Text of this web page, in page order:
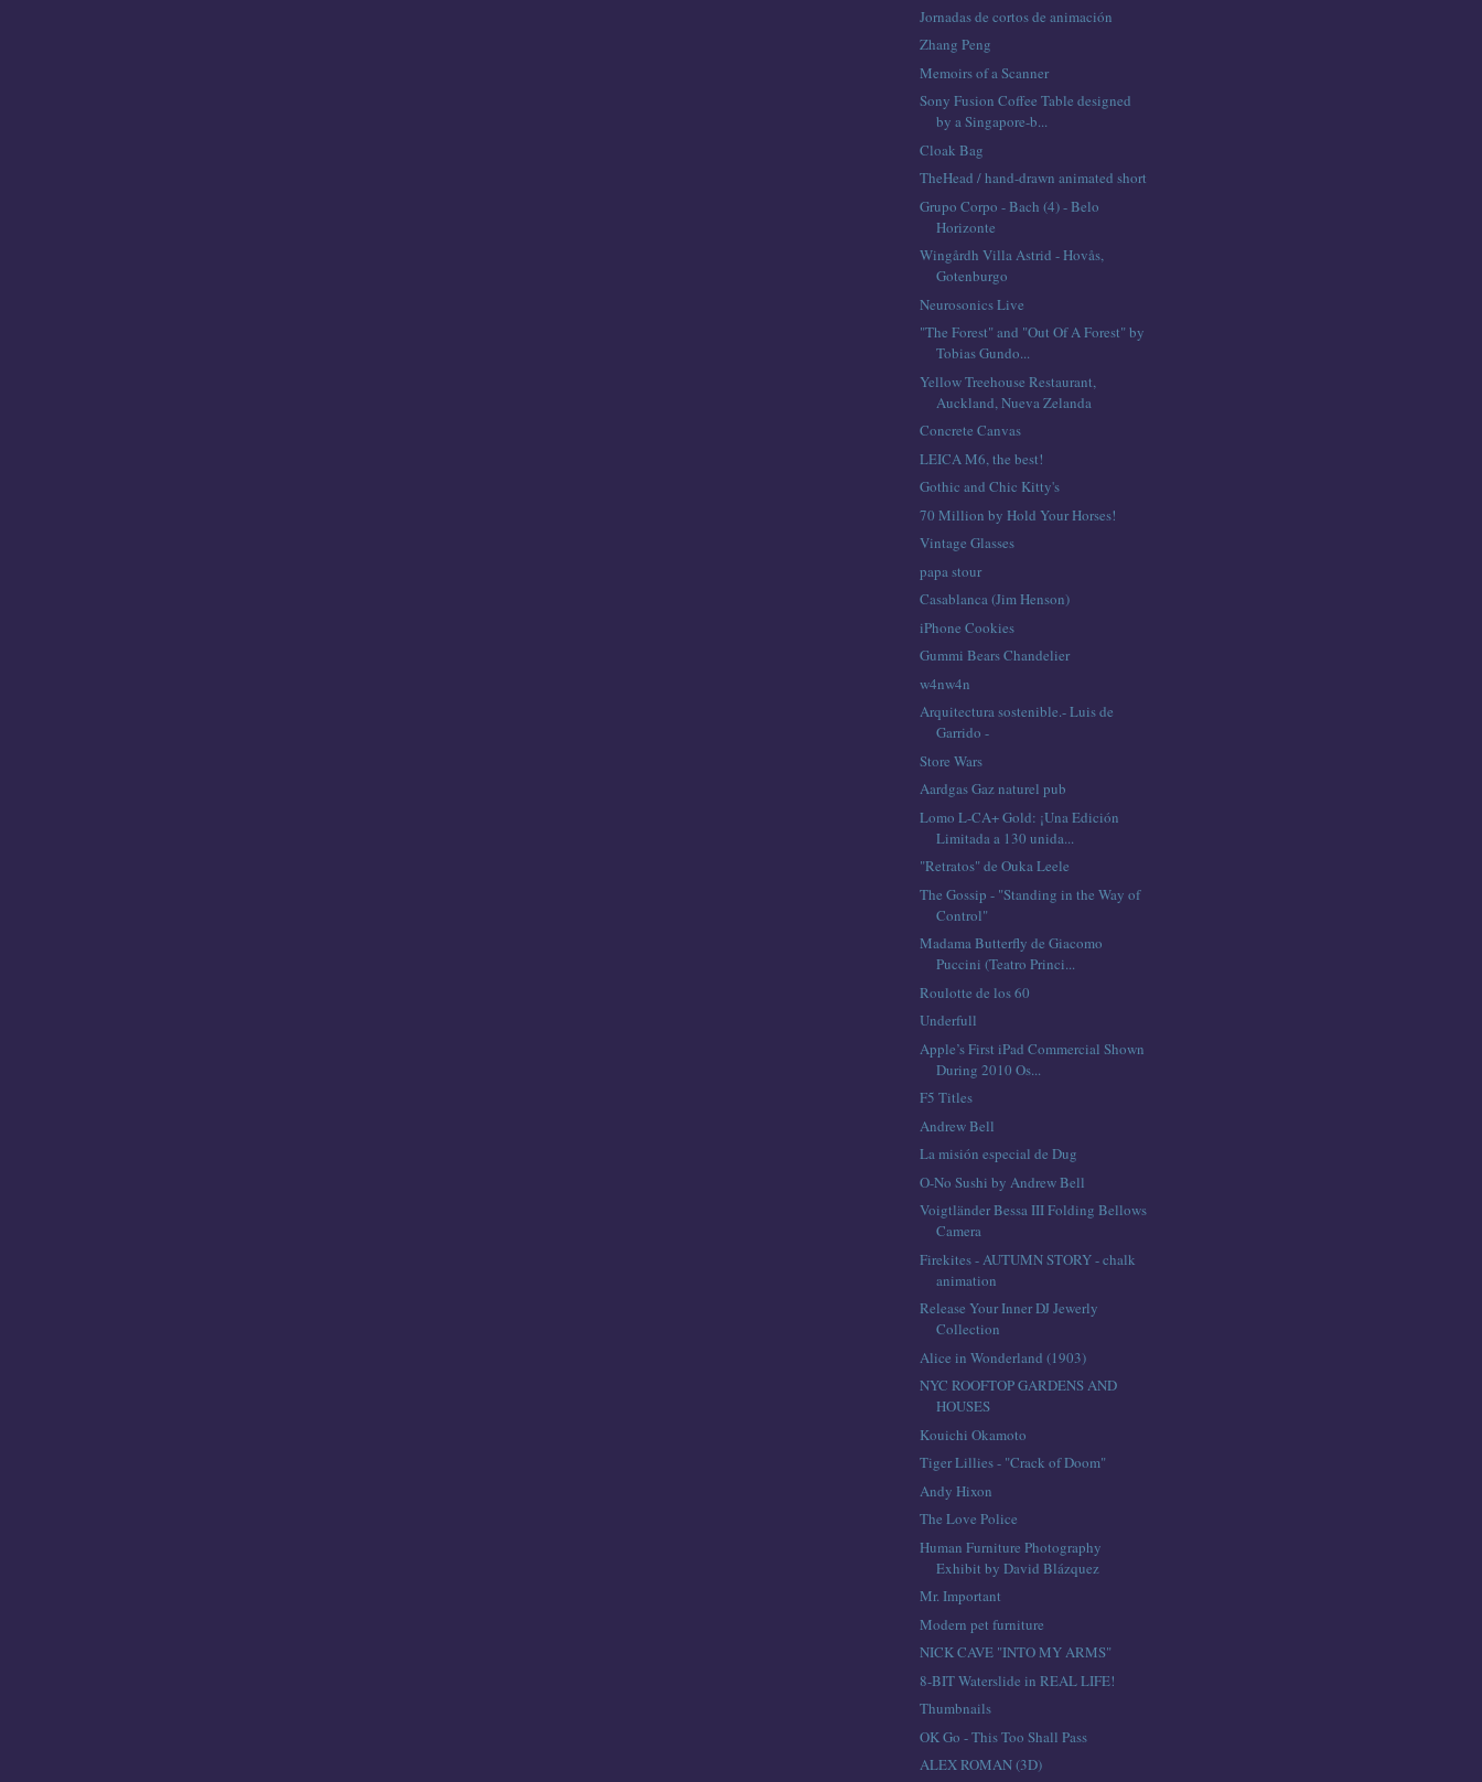
Jornadas de cortos de animación
Zhang Peng
Memoirs of a Scanner
Sony Fusion Coffee Table designed
by a Singapore-b...
Cloak Bag
TheHead / hand-drawn animated short
Grupo Corpo - Bach (4) - Belo
Horizonte
Wingårdh Villa Astrid - Hovås,
Gotenburgo
Neurosonics Live
"The Forest" and "Out Of A Forest" by
Tobias Gundo...
Yellow Treehouse Restaurant,
Auckland, Nueva Zelanda
Concrete Canvas
LEICA M6, the best!
Gothic and Chic Kitty's
70 Million by Hold Your Horses!
Vintage Glasses
papa stour
Casablanca (Jim Henson)
iPhone Cookies
Gummi Bears Chandelier
w4nw4n
Arquitectura sostenible.- Luis de
Garrido -
Store Wars
Aardgas Gaz naturel pub
Lomo L-CA+ Gold: ¡Una Edición
Limitada a 130 unida...
"Retratos" de Ouka Leele
The Gossip - "Standing in the Way of
Control"
Madama Butterfly de Giacomo
Puccini (Teatro Princi...
Roulotte de los 60
Underfull
Apple’s First iPad Commercial Shown
During 2010 Os...
F5 Titles
Andrew Bell
La misión especial de Dug
O-No Sushi by Andrew Bell
Voigtländer Bessa III Folding Bellows
Camera
Firekites - AUTUMN STORY - chalk
animation
Release Your Inner DJ Jewerly
Collection
Alice in Wonderland (1903)
NYC ROOFTOP GARDENS AND
HOUSES
Kouichi Okamoto
Tiger Lillies - "Crack of Doom"
Andy Hixon
The Love Police
Human Furniture Photography
Exhibit by David Blázquez
Mr. Important
Modern pet furniture
NICK CAVE "INTO MY ARMS"
8-BIT Waterslide in REAL LIFE!
Thumbnails
OK Go - This Too Shall Pass
ALEX ROMAN (3D)